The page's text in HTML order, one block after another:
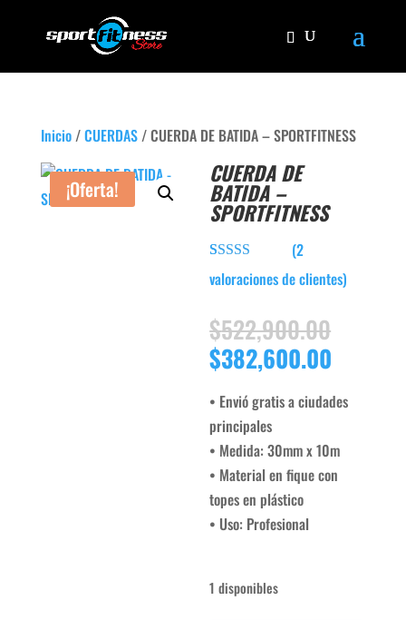
Inicio/CUERDAS/ CUERDA DE BATIDA – SPORTFITNESS
¡Oferta!
CUERDA DE
BATIDA –
SPORTFITNESS
Valorado con
5.00de 5 en
de clientes
(2
valoraciones de clientes)
$522,900.00
era:
$382,600.00
actual
• Envió gratis a ciudades
principales
• Medida: 30mm x 10m
• Material en fique con
topes en plástico
• Uso: Profesional
1 disponibles